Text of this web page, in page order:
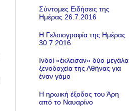
Σύντομες Ειδήσεις της
Ημέρας 26.7.2016
Η Γελοιογραφία της Ημέρας
30.7.2016
Ινδοί «έκλεισαν» δύο μεγάλα
ξενοδοχεία της Αθήνας για
έναν γάμο
Η ηρωική έξοδος του Άρη
από το Ναυαρίνο